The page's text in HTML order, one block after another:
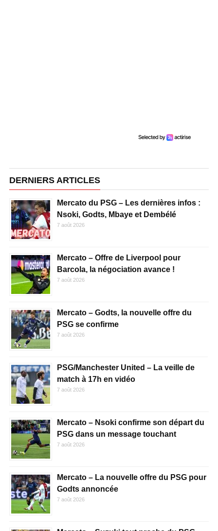
DERNIERS ARTICLES
Mercato du PSG – Les dernières infos :
Nsoki, Godts, Mbaye et Dembélé
7 août 2026
Mercato – Offre de Liverpool pour
Barcola, la négociation avance !
7 août 2026
Mercato – Godts, la nouvelle offre du
PSG se confirme
7 août 2026
PSG/Manchester United – La veille de
match à 17h en vidéo
7 août 2026
Mercato – Nsoki confirme son départ du
PSG dans un message touchant
7 août 2026
Mercato – La nouvelle offre du PSG pour
Godts annoncée
7 août 2026